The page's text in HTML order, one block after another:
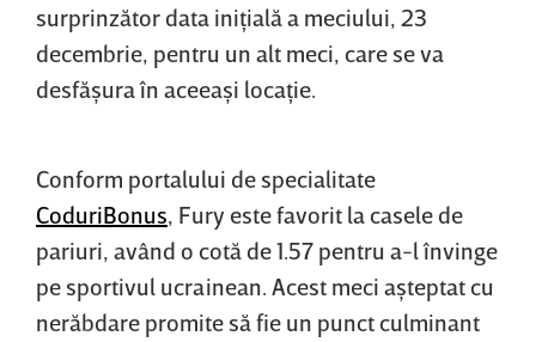
surprinzător data iniţială a meciului, 23
decembrie, pentru un alt meci, care se va
desfăşura în aceeaşi locaţie.
Conform portalului de specialitate
CoduriBonus , Fury este favorit la casele de
pariuri, având o cotă de 1.57 pentru a-l învinge
pe sportivul ucrainean. Acest meci aşteptat cu
nerăbdare promite să fie un punct culminant